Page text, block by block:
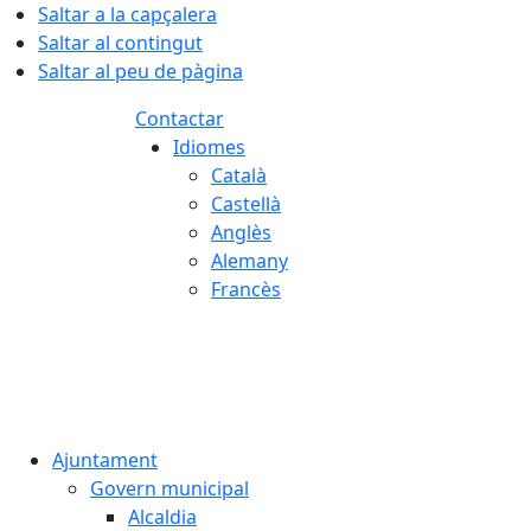
Saltar a la capçalera
Saltar al contingut
Saltar al peu de pàgina
Contactar
Idiomes
Català
Castellà
Anglès
Alemany
Francès
Ajuntament
Govern municipal
Alcaldia